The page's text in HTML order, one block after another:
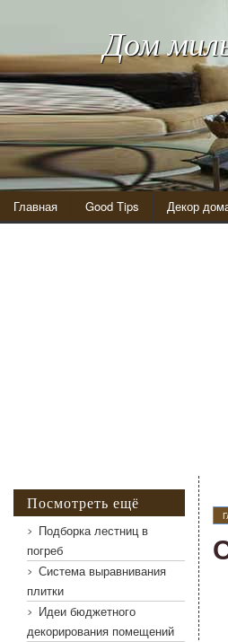
Дом
Главная Good Tips Декор
Посмотреть ещё
Подборка лестниц в
погреб
Система выравнивания
плитки
Идеи бюджетного
декорирования помещений